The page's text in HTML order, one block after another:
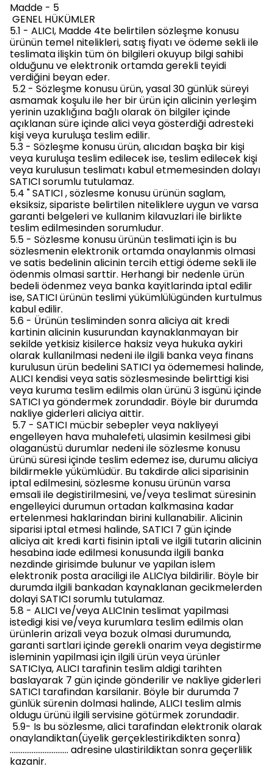
Madde - 5
GENEL HÜKÜMLER
5.1 - ALICI, Madde 4te belirtilen sözleşme konusu
ürünün temel nitelikleri, satış fiyatı ve ödeme sekli ile
teslimata ilişkin tüm ön bilgileri okuyup bilgi sahibi
olduğunu ve elektronik ortamda gerekli teyidi
verdiğini beyan eder.
5.2 - Sözleşme konusu ürün, yasal 30 günlük süreyi
asmamak koşulu ile her bir ürün için alicinin yerleşim
yerinin uzaklığına bağlı olarak ön bilgiler içinde
açıklanan süre içinde alici veya gösterdiği adresteki
kişi veya kuruluşa teslim edilir.
5.3 - Sözleşme konusu ürün, alıcıdan başka bir kişi
veya kuruluşa teslim edilecek ise, teslim edilecek kişi
veya kurulusun teslimatı kabul etmemesinden dolayı
SATICI sorumlu tutulamaz.
5.4 " SATICI , sözlesme konusu ürünün saglam,
eksiksiz, sipariste belirtilen niteliklere uygun ve varsa
garanti belgeleri ve kullanim kilavuzlari ile birlikte
teslim edilmesinden sorumludur.
5.5 - Sözlesme konusu ürünün teslimati için is bu
sözlesmenin elektronik ortamda onaylanmis olmasi
ve satis bedelinin alicinin tercih ettigi ödeme sekli ile
ödenmis olmasi sarttir. Herhangi bir nedenle ürün
bedeli ödenmez veya banka kayitlarinda iptal edilir
ise, SATICI ürünün teslimi yükümlülügünden kurtulmus
kabul edilir.
5.6 - Ürünün tesliminden sonra aliciya ait kredi
kartinin alicinin kusurundan kaynaklanmayan bir
sekilde yetkisiz kisilerce haksiz veya hukuka aykiri
olarak kullanilmasi nedeni ile ilgili banka veya finans
kurulusun ürün bedelini SATICI ya ödememesi halinde,
ALICI kendisi veya satis sözlesmesinde belirttigi kisi
veya kuruma teslim edilmis olan ürünü 3 isgünü içinde
SATICI ya göndermek zorundadir. Böyle bir durumda
nakliye giderleri aliciya aittir.
5.7 - SATICI mücbir sebepler veya nakliyeyi
engelleyen hava muhalefeti, ulasimin kesilmesi gibi
olaganüstü durumlar nedeni ile sözlesme konusu
ürünü süresi içinde teslim edemez ise, durumu aliciya
bildirmekle yükümlüdür. Bu takdirde alici siparisinin
iptal edilmesini, sözlesme konusu ürünün varsa
emsali ile degistirilmesini, ve/veya teslimat süresinin
engelleyici durumun ortadan kalkmasina kadar
ertelenmesi haklarindan birini kullanabilir. Alicinin
siparisi iptal etmesi halinde, SATICI 7 gün içinde
aliciya ait kredi karti fisinin iptali ve ilgili tutarin alicinin
hesabina iade edilmesi konusunda ilgili banka
nezdinde girisimde bulunur ve yapilan islem
elektronik posta araciligi ile ALICIya bildirilir. Böyle bir
durumda ilgili bankadan kaynaklanan gecikmelerden
dolayi SATICI sorumlu tutulamaz.
5.8 - ALICI ve/veya ALICInin teslimat yapilmasi
istedigi kisi ve/veya kurumlara teslim edilmis olan
ürünlerin arizali veya bozuk olmasi durumunda,
garanti sartlari içinde gerekli onarim veya degistirme
isleminin yapilmasi için ilgili ürün veya ürünler
SATICIya, ALICI tarafinin teslim aldigi tarihten
baslayarak 7 gün içinde gönderilir ve nakliye giderleri
SATICI tarafindan karsilanir. Böyle bir durumda 7
günlük sürenin dolmasi halinde, ALICI teslim almis
oldugu ürünü ilgili servisine götürmek zorundadir.
5.9- Is bu sözlesme, alici tarafindan elektronik olarak
onaylandiktan(üyelik gerçeklestirikdikten sonra)
................................ adresine ulastirildiktan sonra geçerlilik
kazanir.